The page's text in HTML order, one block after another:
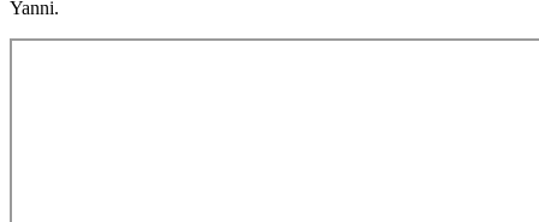
Yanni.